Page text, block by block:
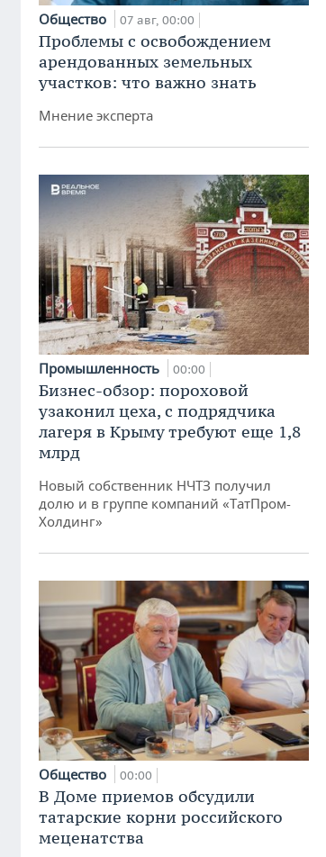
Общество 07 авг, 00:00
Проблемы с освобождением
арендованных земельных
участков: что важно знать
Мнение эксперта
Промышленность 00:00
Бизнес-обзор: пороховой
узаконил цеха, с подрядчика
лагеря в Крыму требуют еще 1,8
млрд
Новый собственник НЧТЗ получил
долю и в группе компаний «ТатПром-
Холдинг»
Общество 00:00
В Доме приемов обсудили
татарские корни российского
меценатства